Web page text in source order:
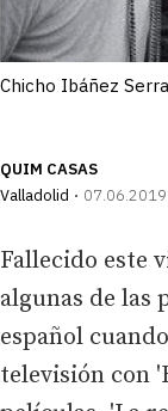
Chicho Ibáñez
QUIM CASAS
Valladolid
Fallecido este
algunas de las
español
televisión con